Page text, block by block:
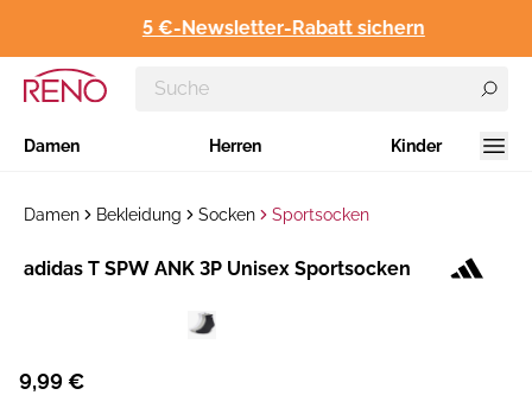
5 €-Newsletter-Rabatt sichern
Damen Herren Kinder
Damen Bekleidung Socken Sportsocken
Hersteller:
adidas T SPW ANK 3P Unisex Sportsocken
9,99 €